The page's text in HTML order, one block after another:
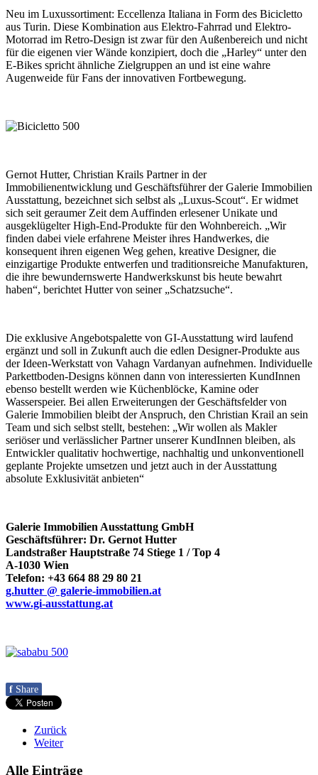
Neu im Luxussortiment: Eccellenza Italiana in Form des Bicicletto
aus Turin. Diese Kombination aus Elektro-Fahrrad und Elektro-
Motorrad im Retro-Design ist zwar für den Außenbereich und nicht
für die eigenen vier Wände konzipiert, doch die „Harley“ unter den
E-Bikes spricht ähnliche Zielgruppen an und ist eine wahre
Augenweide für Fans der innovativen Fortbewegung.
Gernot Hutter, Christian Krails Partner in der
Immobilienentwicklung und Geschäftsführer der Galerie Immobilien
Ausstattung, bezeichnet sich selbst als „Luxus-Scout“. Er widmet
sich seit geraumer Zeit dem Auffinden erlesener Unikate und
ausgeklügelter High-End-Produkte für den Wohnbereich. „Wir
finden dabei viele erfahrene Meister ihres Handwerkes, die
konsequent ihren eigenen Weg gehen, kreative Designer, die
einzigartige Produkte entwerfen und traditionsreiche Manufakturen,
die ihre bewundernswerte Handwerkskunst bis heute bewahrt
haben“, berichtet Hutter von seiner „Schatzsuche“.
Die exklusive Angebotspalette von GI-Ausstattung wird laufend
ergänzt und soll in Zukunft auch die edlen Designer-Produkte aus
der Ideen-Werkstatt von Vahagn Vardanyan aufnehmen. Individuelle
Parkettboden-Designs können dann von interessierten KundInnen
ebenso bestellt werden wie Küchenblöcke, Kamine oder
Wasserspeier. Bei allen Erweiterungen der Geschäftsfelder von
Galerie Immobilien bleibt der Anspruch, den Christian Krail an sein
Team und sich selbst stellt, bestehen: „Wir wollen als Makler
seriöser und verlässlicher Partner unserer KundInnen bleiben, als
Entwickler qualitativ hochwertige, nachhaltig und unkonventionell
geplante Projekte umsetzen und jetzt auch in der Ausstattung
absolute Exklusivität anbieten“
Galerie Immobilien Ausstattung GmbH
Geschäftsführer: Dr. Gernot Hutter
Landstraßer Hauptstraße 74 Stiege 1 / Top 4
A-1030 Wien
Telefon: +43 664 88 29 80 21
g.hutter @ galerie-immobilien.at
www.gi-ausstattung.at
f Share
Zurück
Weiter
Alle Einträge